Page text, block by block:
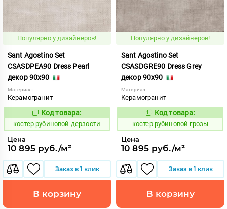
Популярно у дизайнеров!
Sant Agostino Set
CSASDPEA90 Dress Pearl
декор 90x90
Материал:
Керамогранит
806770
Код товара:
костер рубиновой дерзости
Цена
10 895 руб./м²
Заказ в 1 клик
В корзину
Популярно у дизайнеров!
Sant Agostino Set
CSASDGRE90 Dress Grey
декор 90x90
Материал:
Керамогранит
806769
Код товара:
костер рубиновой грозы
Цена
10 895 руб./м²
Заказ в 1 клик
В корзину